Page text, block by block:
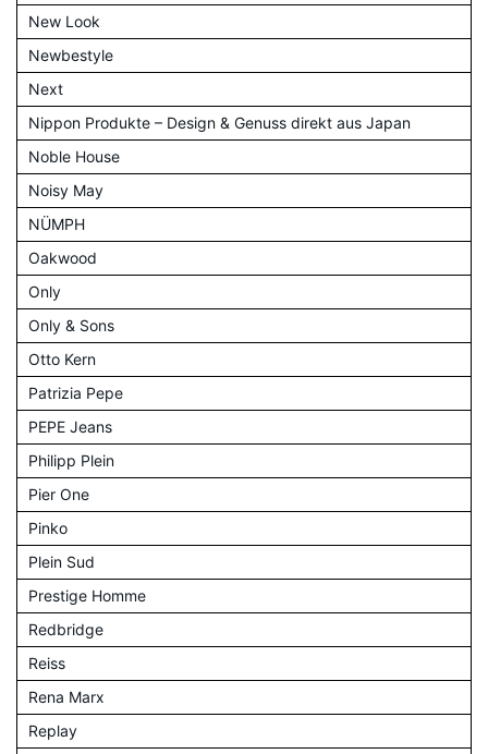
New Look
Newbestyle
Next
Nippon Produkte – Design & Genuss direkt aus Japan
Noble House
Noisy May
NÜMPH
Oakwood
Only
Only & Sons
Otto Kern
Patrizia Pepe
PEPE Jeans
Philipp Plein
Pier One
Pinko
Plein Sud
Prestige Homme
Redbridge
Reiss
Rena Marx
Replay